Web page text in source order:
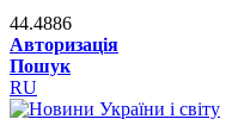
44.4886
Авторизація
Пошук
RU